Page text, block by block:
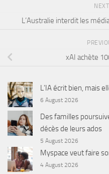
L’Australie interdit les
xAI achète
L’IA écrit bien, mais
6 August 2026
Des familles
décès de leurs ados
5 August 2026
Myspace veut faire
4 August 2026